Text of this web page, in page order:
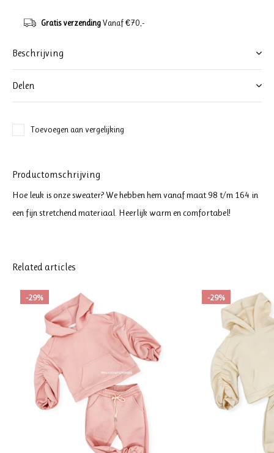
Gratis verzendingVanaf €70,-
Beschrijving
Delen
Toevoegen aan vergelijking
Productomschrijving
Hoe leuk is onze sweater? We hebben hem vanaf maat 98 t/m 164 in
een fijn stretchend materiaal. Heerlijk warm en comfortabel!
Related articles
-29% -29%